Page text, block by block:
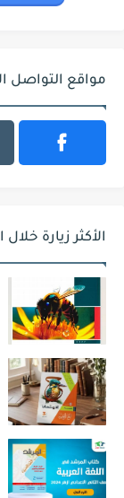
مواقع التواصل
الأكثر زيارة